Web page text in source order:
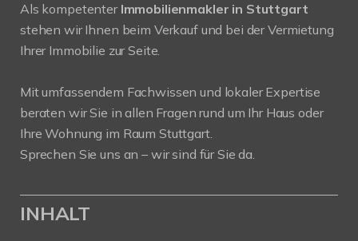
Als kompetenter Immobilienmakler in Stuttgart
stehen wir Ihnen beim Verkauf und bei der Vermietung
Ihrer Immobilie zur Seite.
Mit umfassendem Fachwissen und lokaler Expertise
beraten wir Sie in allen Fragen rund um Ihr Haus oder
Ihre Wohnung im Raum Stuttgart.
Sprechen Sie uns an – wir sind für Sie da.
INHALT